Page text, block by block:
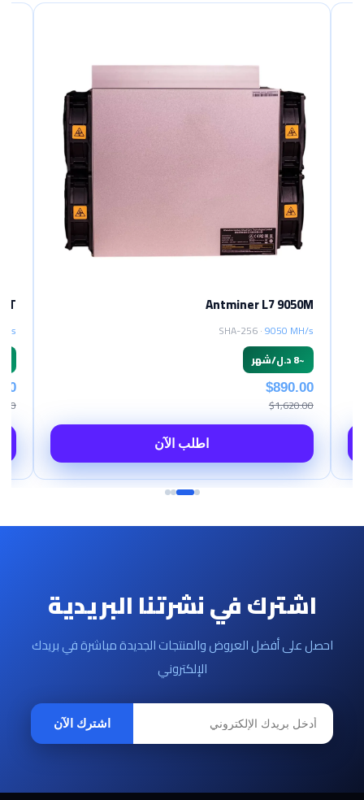
Antminer L7 9050M
SHA-256 ·9050 MH/s
~8 د.ل/شهر
$890.00
$1,620.00
اطلب الآن
اشترك في نشرتنا البريدية
احصل على أفضل العروض والمنتجات الجديدة مباشرة في بريدك
الإلكتروني
اشترك الآن